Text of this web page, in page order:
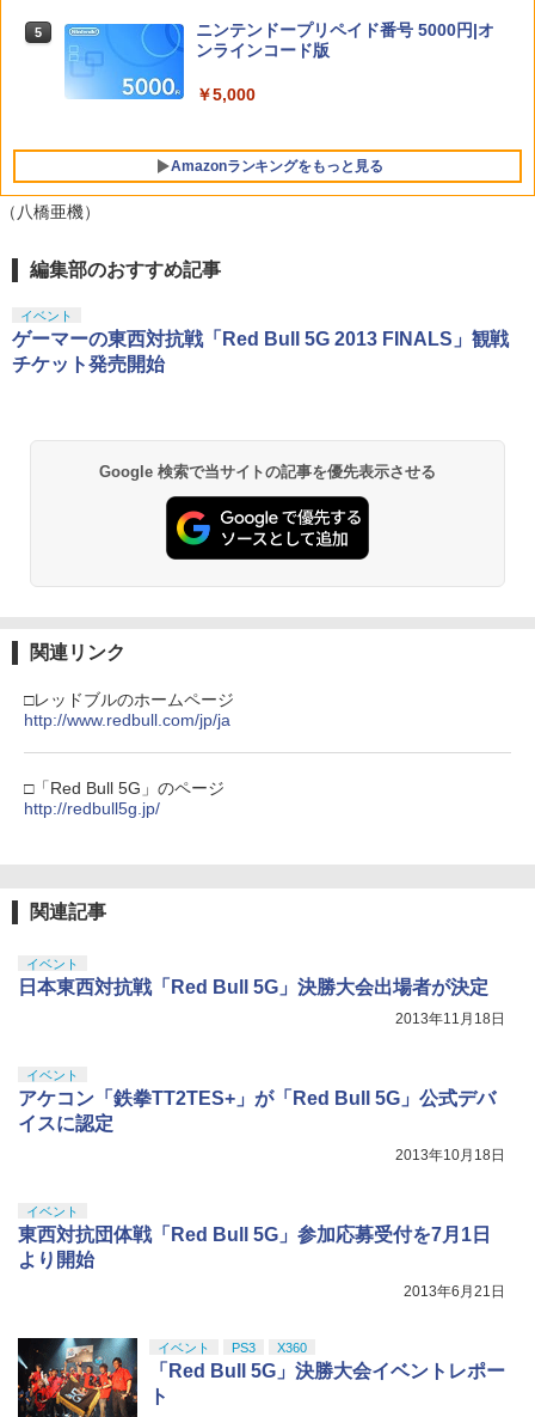
￥7,880
配送日：2026年11月12日～、プレイ開
始日：2026年11月19日) 【初回購入封入
ック
呼世晴 ]
5
BLEACH 千年血戦篇 4 (完全生産限定版)
【Blu-ray】 [ 久保帯人 ]
5
ニンテンドープリペイド番号 5000円|オ
ンラインコード版
￥5,000
Amazonランキングをもっと見る
1
PlayStation 5 デジタル・エディション
Beast of Reincarnation -PS5 【特典】
プロダクトコード 封入
￥7,286
トローラー ミッドナイト ブラック(CFI-
￥10,737
1
【純正品】Xbox ワイヤレス コントロー
￥8,300
ルコード 【旧 Xbox ギフトカード】 [オ
ンラインコード]
￥5,000
5
￥8,020
1
【Amazon.co.jp限定】劇場版モノノ怪
(オリジナル特典:オリジナル巾着＋メー
カー特典:【坤と離】二振りの剣、十翼よ
￥10,780
劇場版「鬼滅の刃」無限城編 第一章 猗
窩座再来 通常版 [Blu-ray]
￥3,964
3
劇場版「鬼滅の刃」無限城編 第一章 猗
窩座再来 通常版 [DVD]
￥3,523
【Amazon.co.jp限定】劇場版モノノ怪
剣、十翼より来たる！スタジオ描き下ろ
しイラストボード付) [DVD]
（八橋亜機）
編集部のおすすめ記事
イベント
ゲーマーの東西対抗戦「Red Bull 5G 2013 FINALS」観戦
チケット発売開始
Google 検索で当サイトの記事を優先表示させる
関連リンク
□レッドブルのホームページ
http://www.redbull.com/jp/ja
□「Red Bull 5G」のページ
http://redbull5g.jp/
関連記事
イベント
日本東西対抗戦「Red Bull 5G」決勝大会出場者が決定
2013年11月18日
イベント
アケコン「鉄拳TT2TES+」が「Red Bull 5G」公式デバ
イスに認定
2013年10月18日
イベント
東西対抗団体戦「Red Bull 5G」参加応募受付を7月1日
より開始
2013年6月21日
イベント PS3 X360
「Red Bull 5G」決勝大会イベントレポー
ト